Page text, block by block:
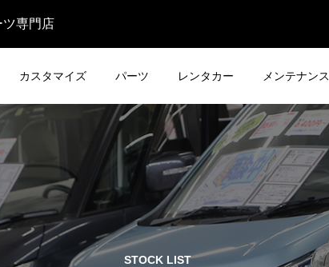
専門店
カスタマイズ パーツ レンタカー メンテナンス
STOCK LIST